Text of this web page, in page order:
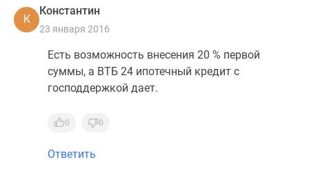
К
Константин
23 января 2016
Есть возможность внесения 20 % первой
суммы, а ВТБ 24 ипотечный кредит с
господдержкой дает.
0 0
Ответить